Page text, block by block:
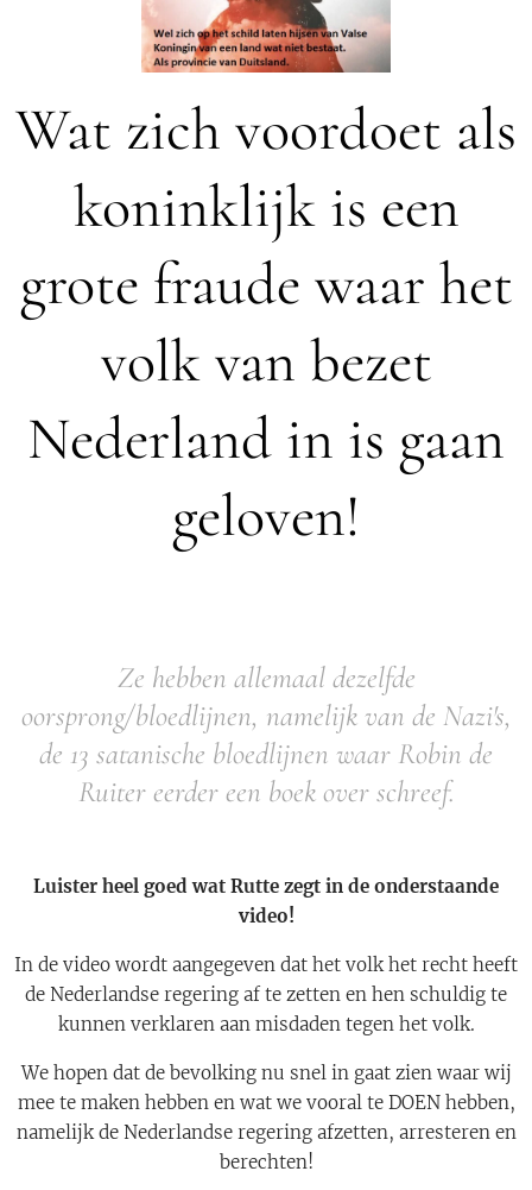
Wat zich voordoet als
koninklijk is een
grote fraude waar het
volk van bezet
Nederland in is gaan
geloven!
Ze hebben allemaal dezelfde
oorsprong/bloedlijnen, namelijk van de Nazi's,
de 13 satanische bloedlijnen waar Robin de
Ruiter eerder een boek over schreef.
Luister heel goed wat Rutte zegt in de onderstaande
video!
In de video wordt aangegeven dat het volk het recht heeft
de Nederlandse regering af te zetten en hen schuldig te
kunnen verklaren aan misdaden tegen het volk.
We hopen dat de bevolking nu snel in gaat zien waar wij
mee te maken hebben en wat we vooral te DOEN hebben,
namelijk de Nederlandse regering afzetten, arresteren en
berechten!